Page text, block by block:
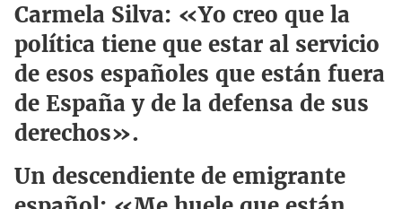
Carmela Silva: «Yo creo que la
política tiene que estar al servicio
de esos españoles que están fuera
de España y de la defensa de sus
derechos».
Un descendiente de emigrante